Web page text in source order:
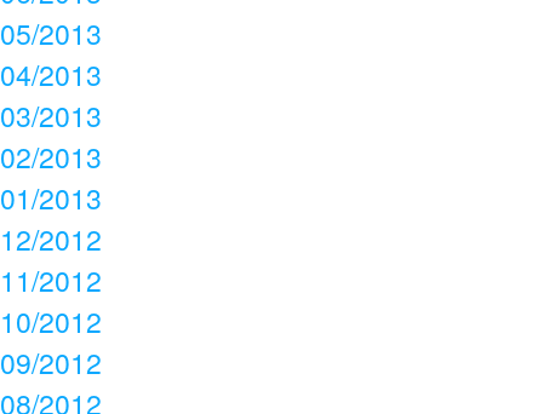
05/2013
04/2013
03/2013
02/2013
01/2013
12/2012
11/2012
10/2012
09/2012
08/2012